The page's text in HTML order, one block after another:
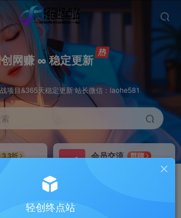
网赚 ∞ 稳定更新
项目&365天稳定更新 站长微信：laohe581
3.3折
会员交流
群聊
轻创终点站